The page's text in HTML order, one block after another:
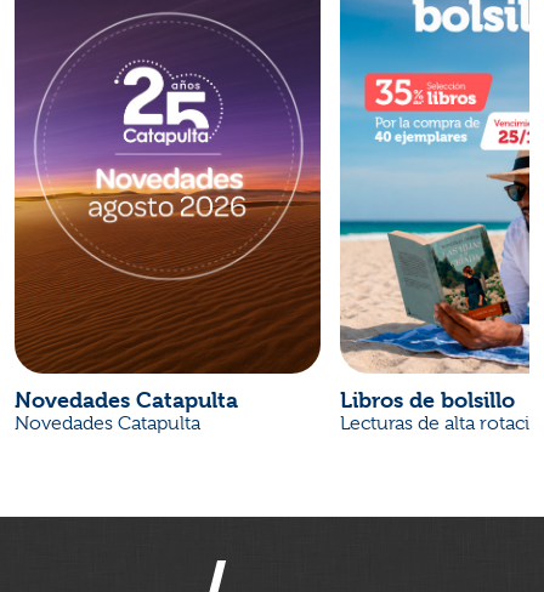
Novedades Catapulta
Novedades Catapulta
Libros de bolsillo
Lecturas de alta